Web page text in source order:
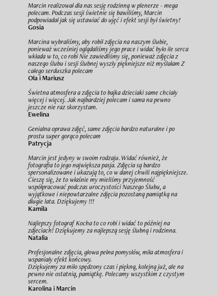
Marcin realizował dla nas sesję rodzinną w plenerze - mega
polecam. Podczas sesji świetnie się bawiliśmy, Marcin
podpowiadał jak się ustawiać do ujęć i efekt sesji był świetny!
Gosia
Marcina wybraliśmy, aby robił zdjęcia na naszym ślubie,
ponieważ wcześniej oglądaliśmy jego prace i widać było ile serca
wkłada w to, co robi Nie zawiedliśmy się, ponieważ zdjęcia z
naszego ślubu i sesji ślubnej wyszły piękniejsze niż myślałam Z
całego serduszka polecam
Ola i Mariusz
Świetna atmosfera a zdjęcia to bajka dzieciaki same chciały
więcej i więcej. Jak najbardziej polecam i sama na pewno
jeszcze nie raz skorzystam.
Ewelina
Genialna oprawa zdjęć, same zdjęcia bardzo naturalne i po
prostu super gorąco polecam
Patrycja
Marcin jest jedyny w swoim rodzaju. Widać również, że
fotografia to jego największa pasja. Zdjęcia są bardzo
spersonalizowane i ukazują to, co w danej chwili najpiękniejsze.
Cieszę się, że to właśnie my mieliśmy przyjemność
współpracować podczas uroczystości Naszego Ślubu, a
wyjątkowe i niepowtarzalne zdjęcia pozostaną pamiątką na
długie lata. Dziękujemy !!!
Kamila
Najlepszy fotograf Kocha to co robi i widać to później na
zdjeciach! Dziękujemy za najlepszą sesję ślubną i rodzinna.
Natalia
Profesjonalne zdjęcia, głowa pełna pomysłów, miła atmosfera i
wspaniały efekt końcowy.
Dziękujemy za miło spędzony czas i piękną, kolejną już, ale na
pewno nie ostatnią, pamiątkę. Polecamy wszystkim z czystym
sercem.
Karolina i Marcin